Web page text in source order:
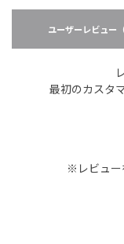
ユーザーレビュー
最初のカスタ
※レビュー